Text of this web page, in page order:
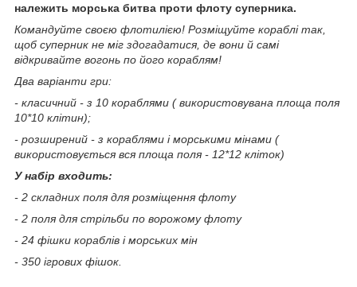
належить морська битва проти флоту суперника.
Командуйте своєю флотилією! Розміщуйте кораблі так,
щоб суперник не міг здогадатися, де вони й самі
відкривайте вогонь по його кораблям!
Два варіанти гри:
- класичний - з 10 кораблями ( використовувана площа поля
10*10 клітин);
- розширений - з кораблями і морськими мінами (
використовується вся площа поля - 12*12 кліток)
У набір входить:
- 2 складних поля для розміщення флоту
- 2 поля для стрільби по ворожому флоту
- 24 фішки кораблів і морських мін
- 350 ігрових фішок.